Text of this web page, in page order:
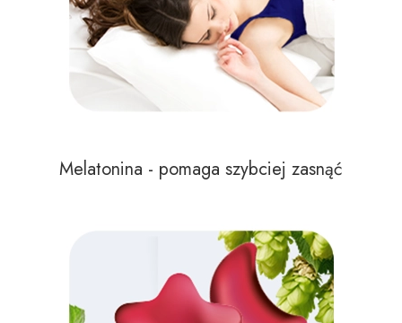
Melatonina - pomaga szybciej zasnąć